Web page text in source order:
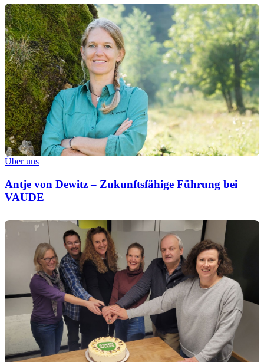
Über uns
Antje von Dewitz – Zukunftsfähige Führung bei
VAUDE